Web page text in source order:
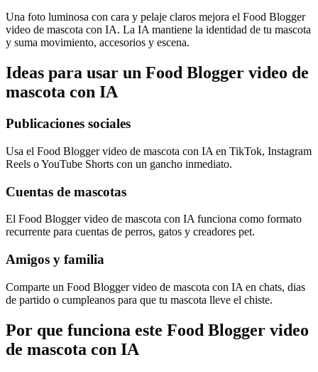
Una foto luminosa con cara y pelaje claros mejora el Food Blogger
video de mascota con IA. La IA mantiene la identidad de tu mascota
y suma movimiento, accesorios y escena.
Ideas para usar un Food Blogger video de
mascota con IA
Publicaciones sociales
Usa el Food Blogger video de mascota con IA en TikTok, Instagram
Reels o YouTube Shorts con un gancho inmediato.
Cuentas de mascotas
El Food Blogger video de mascota con IA funciona como formato
recurrente para cuentas de perros, gatos y creadores pet.
Amigos y familia
Comparte un Food Blogger video de mascota con IA en chats, dias
de partido o cumpleanos para que tu mascota lleve el chiste.
Por que funciona este Food Blogger video
de mascota con IA